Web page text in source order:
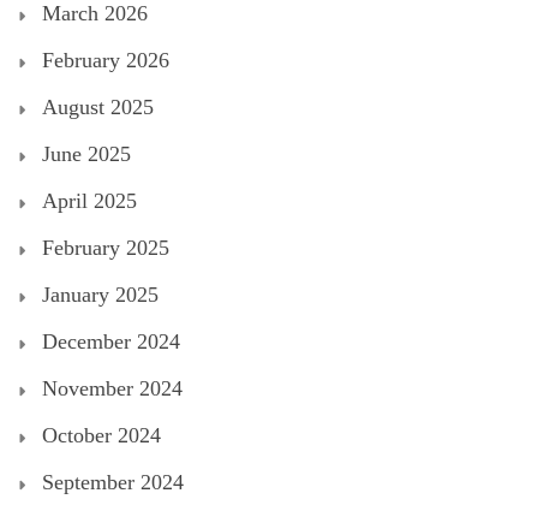
March 2026
February 2026
August 2025
June 2025
April 2025
February 2025
January 2025
December 2024
November 2024
October 2024
September 2024